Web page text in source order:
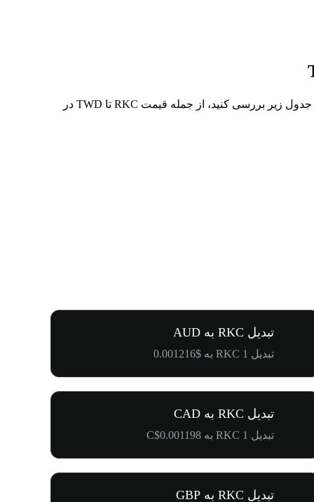
در 7 روز گذشته، بالاترین قیمت از RKC تا TWD NT$0.0273 و کمترین آن NT$0.0213 بوده است. می‌توانید داده‌های بیشتری را در جدول زیر بررسی کنید، از جمله قیمت RKC تا TWD در
تبدیل RKC به AUD
تبدیل 1 RKC به $0.001216
تبدیل RKC به CAD
تبدیل 1 RKC به C$0.001198
تبدیل RKC به GBP